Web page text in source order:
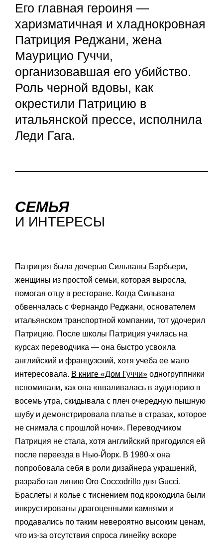
Его главная героиня —
харизматичная и хладнокровная
Патриция Реджани, жена
Маурицио Гуччи,
организовавшая его убийство.
Роль черной вдовы, как
окрестили Патрицию в
итальянской прессе, исполнила
Леди Гага.
СЕМЬЯ
И ИНТЕРЕСЫ
Патриция была дочерью Сильваны Барбьери,
женщины из простой семьи, которая выросла,
помогая отцу в ресторане. Когда Сильвана
обвенчалась с Фернандо Реджани, основателем
итальянском транспортной компании, тот удочерил
Патрицию. После школы Патриция училась на
курсах переводчика — она быстро усвоила
английский и французский, хотя учеба ее мало
интересовала. В книге «Дом Гуччи» одногруппники
вспоминали, как она «вваливалась в аудиторию в
восемь утра, скидывала с плеч очередную пышную
шубу и демонстрировала платье в стразах, которое
не снимала с прошлой ночи». Переводчиком
Патриция не стала, хотя английский пригодился ей
после переезда в Нью-Йорк. В 1980-х она
попробовала себя в роли дизайнера украшений,
разработав линию Oro Coccodrillo для Gucci.
Браслеты и колье с тиснением под крокодила были
инкрустированы драгоценными камнями и
продавались по таким невероятно высоким ценам,
что из-за отсутствия спроса линейку вскоре